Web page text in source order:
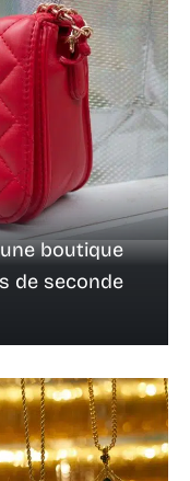
boutique
de seconde